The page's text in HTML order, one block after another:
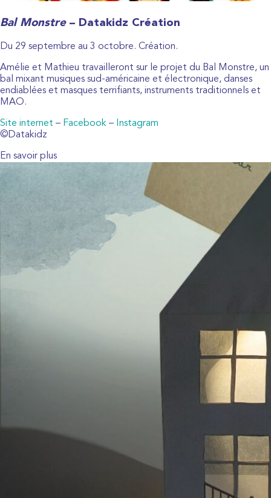
Bal Monstre– Datakidz Création
Du 29 septembre au 3 octobre. Création.
Amélie et Mathieu travailleront sur le projet du Bal Monstre, un
bal mixant musiques sud-américaine et électronique, danses
endiablées et masques terrifiants, instruments traditionnels et
MAO.
Site internet – Facebook – Instagram
©Datakidz
En savoir plus